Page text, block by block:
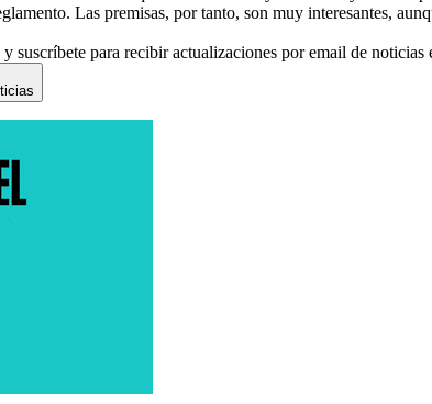
Las premisas, por tanto, son muy interesantes,
suscríbete para recibir actualizaciones por email de noticias